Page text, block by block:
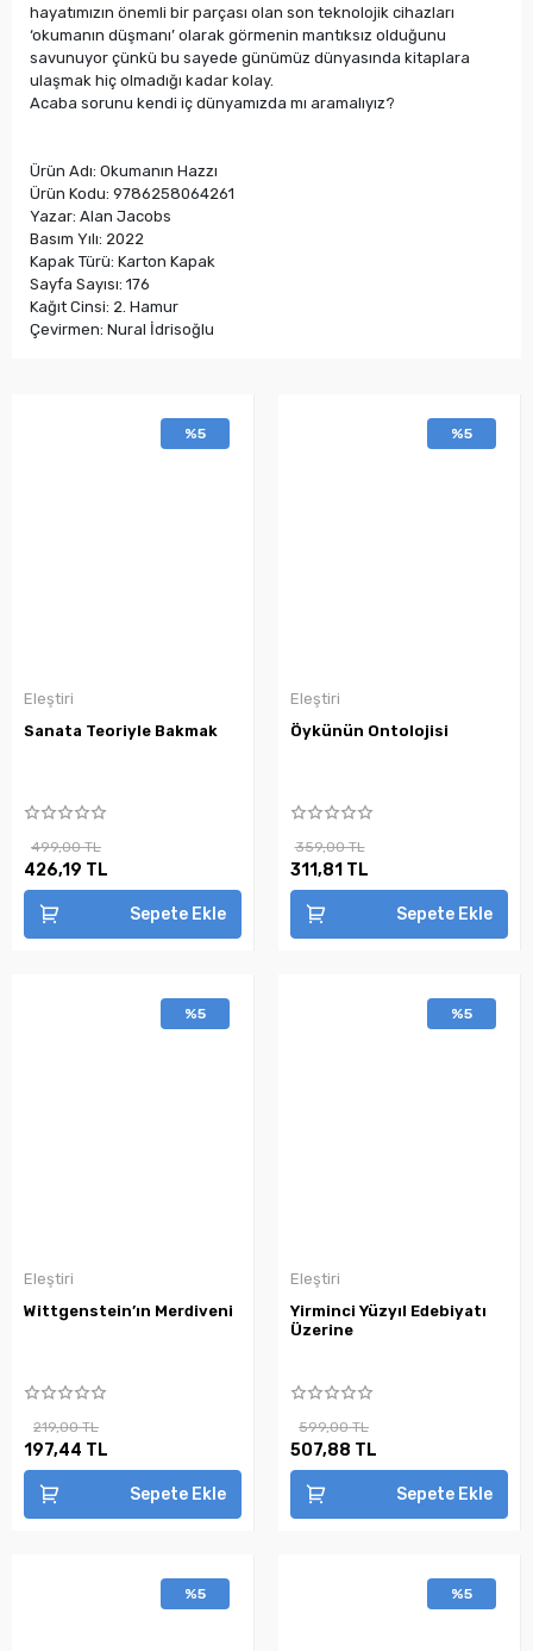
hayatımızın önemli bir parçası olan son teknolojik cihazları
‘okumanın düşmanı’ olarak görmenin mantıksız olduğunu
savunuyor çünkü bu sayede günümüz dünyasında kitaplara
ulaşmak hiç olmadığı kadar kolay.
Acaba sorunu kendi iç dünyamızda mı aramalıyız?
Ürün Adı: Okumanın Hazzı
Ürün Kodu: 9786258064261
Yazar: Alan Jacobs
Basım Yılı: 2022
Kapak Türü: Karton Kapak
Sayfa Sayısı: 176
Kağıt Cinsi: 2. Hamur
Çevirmen: Nural İdrisoğlu
%5
Eleştiri
Sanata Teoriyle Bakmak
499,00 TL
426,19 TL
Sepete Ekle
%5
Eleştiri
Öykünün Ontolojisi
359,00 TL
311,81 TL
Sepete Ekle
%5
Eleştiri
Wittgenstein’ın Merdiveni
219,00 TL
197,44 TL
Sepete Ekle
%5
Eleştiri
Yirminci Yüzyıl Edebiyatı
Üzerine
599,00 TL
507,88 TL
Sepete Ekle
%5 %5